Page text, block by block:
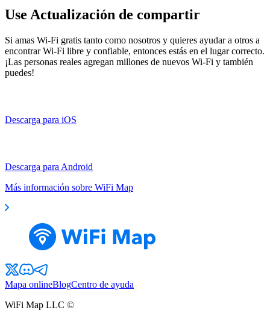
Use Actualización de compartir
Si amas Wi-Fi gratis tanto como nosotros y quieres ayudar a otros a
encontrar Wi-Fi libre y confiable, entonces estás en el lugar correcto.
¡Las personas reales agregan millones de nuevos Wi-Fi y también
puedes!
Descarga para iOS
Descarga para Android
Más información sobre WiFi Map
Mapa onlineBlogCentro de ayuda
WiFi Map LLC ©